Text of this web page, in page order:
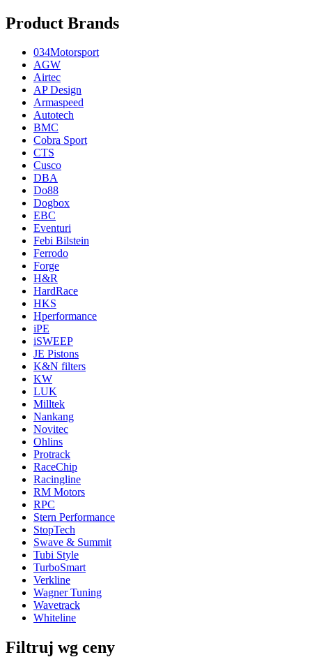
Product Brands
034Motorsport
AGW
Airtec
AP Design
Armaspeed
Autotech
BMC
Cobra Sport
CTS
Cusco
DBA
Do88
Dogbox
EBC
Eventuri
Febi Bilstein
Ferrodo
Forge
H&R
HardRace
HKS
Hperformance
iPE
iSWEEP
JE Pistons
K&N filters
KW
LUK
Milltek
Nankang
Novitec
Ohlins
Protrack
RaceChip
Racingline
RM Motors
RPC
Stern Performance
StopTech
Swave & Summit
Tubi Style
TurboSmart
Verkline
Wagner Tuning
Wavetrack
Whiteline
Filtruj wg ceny